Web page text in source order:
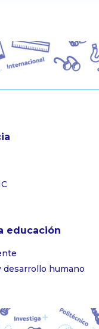
educación
desarrollo humano